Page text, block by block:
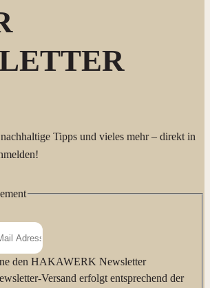
Tipps und vieles mehr – direkt in
den HAKAWERK Newsletter
Versand erfolgt entsprechend der